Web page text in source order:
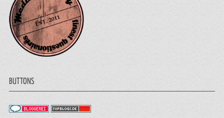
BUTTONS